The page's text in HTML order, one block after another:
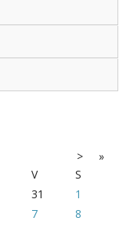
>
»
V
S
31
1
7
8